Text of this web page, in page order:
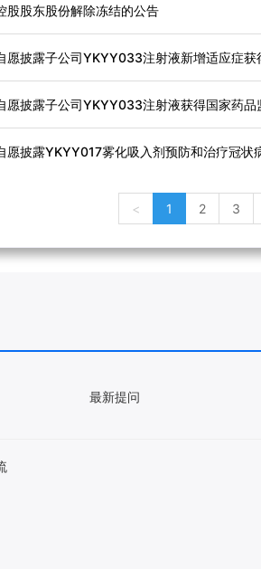
股股东股份解除冻结的公告
愿披露子公司YKYY033注射液新增适应症获
愿披露子公司YKYY033注射液获得国家药品
愿披露YKYY017雾化吸入剂预防和治疗冠状
< 1 2 3
最新提问